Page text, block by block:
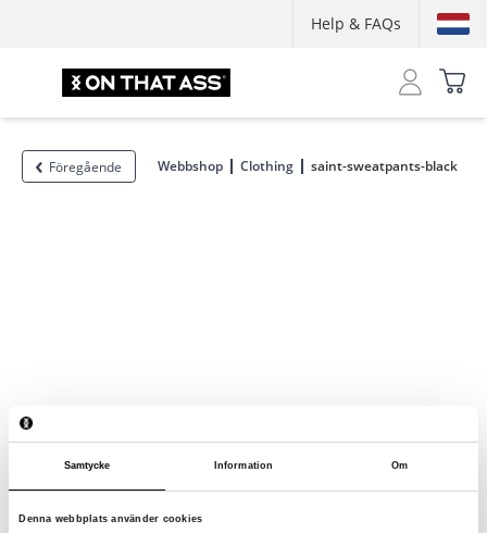
Samtycke Information Om
Denna webbplats använder cookies
Help & FAQs
Föregående Webbshop Clothing saint-sweatpants-black